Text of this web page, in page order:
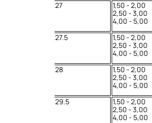
27
1,50 - 2,00
2,50 - 3,00
4,00 - 5,00
27.5
1,50 - 2,00
2,50 - 3,00
4,00 - 5,00
28
1,50 - 2,00
2,50 - 3,00
4,00 - 5,00
29.5
1,50 - 2,00
2,50 - 3,00
4,00 - 5,00